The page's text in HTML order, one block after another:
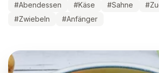
#Abendessen #Käse #Sahne #
#Zwiebeln #Anfänger